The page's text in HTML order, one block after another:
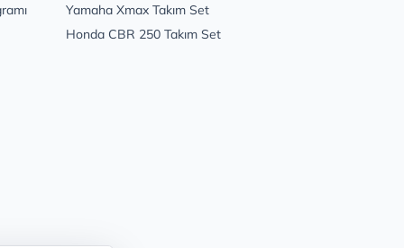
Yamaha Xmax Takım Set
Honda CBR 250 Takım Set